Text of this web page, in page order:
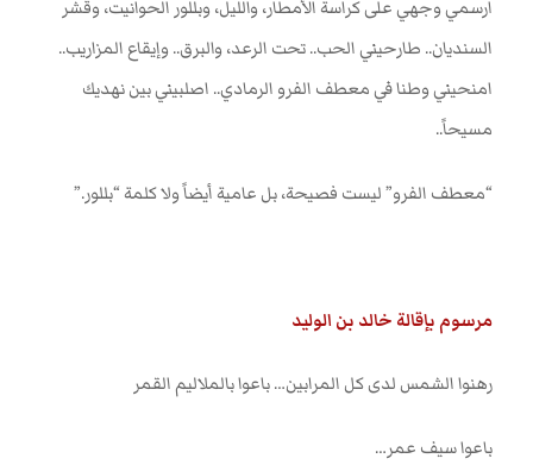
ارسمي وجهي على كراسة الأمطار، والليل، وبللور الحوانيت، وقشر
السنديان.. طارحيني الحب.. تحت الرعد، والبرق.. وإيقاع المزاريب..
امنحيني وطنا في معطف الفرو الرمادي.. اصلبيني بين نهديك
مسيحاً..
“معطف الفرو” ليست فصيحة، بل عامية أيضاً ولا كلمة “بللور.”
مرسوم بإقالة خالد بن الوليد
رهنوا الشمس لدى كل المرابين… باعوا بالملاليم القمر
باعوا سيف عمر…